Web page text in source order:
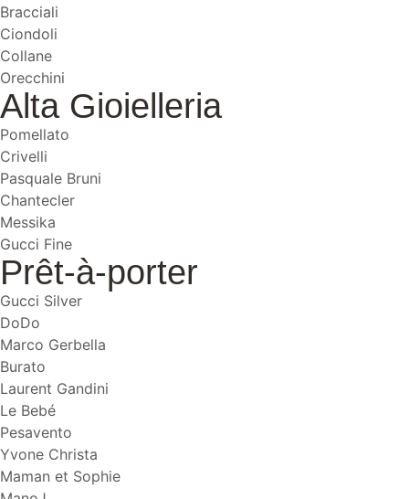
Bracciali
Ciondoli
Collane
Orecchini
Alta Gioielleria
Pomellato
Crivelli
Pasquale Bruni
Chantecler
Messika
Gucci Fine
Prêt-à-porter
Gucci Silver
DoDo
Marco Gerbella
Burato
Laurent Gandini
Le Bebé
Pesavento
Yvone Christa
Maman et Sophie